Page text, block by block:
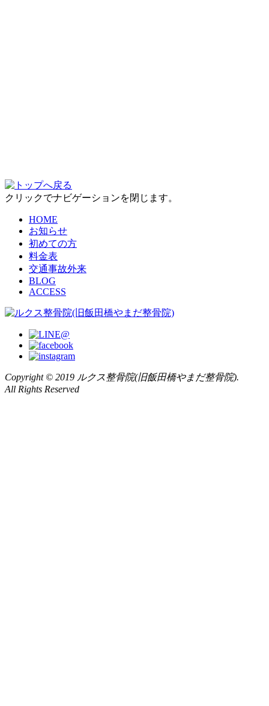
クリックでナビゲーションを閉じます。
HOME
お知らせ
初めての方
料金表
交通事故外来
BLOG
ACCESS
Copyright © 2019 ルクス整骨院(旧飯田橋やまだ整骨院).
All Rights Reserved